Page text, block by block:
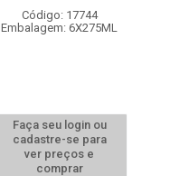
Código: 17744
Embalagem: 6X275ML
Faça seu login ou
cadastre-se para
ver preços e
comprar